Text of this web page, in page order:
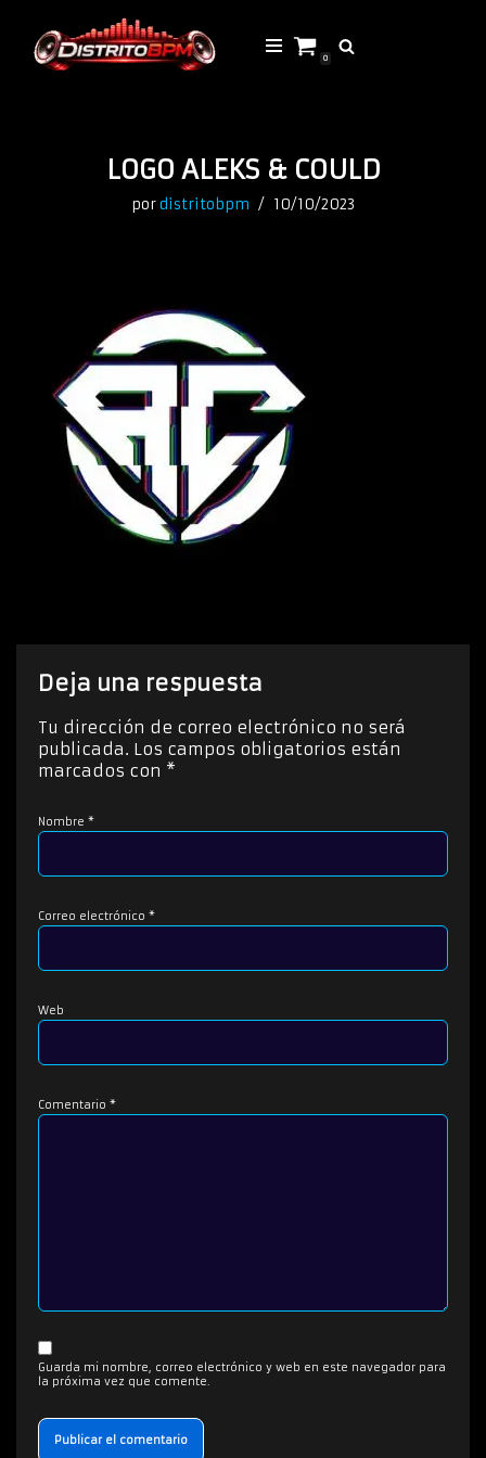
Saltar
0
LOGO ALEKS & COULD
pordistritobpm 10/10/2023
Deja una respuesta
Tu dirección de correo electrónico no será
publicada. Los campos obligatorios están
marcados con *
Nombre *
Correo electrónico *
Web
Comentario *
Guarda mi nombre, correo electrónico y web en este navegador para
la próxima vez que comente.